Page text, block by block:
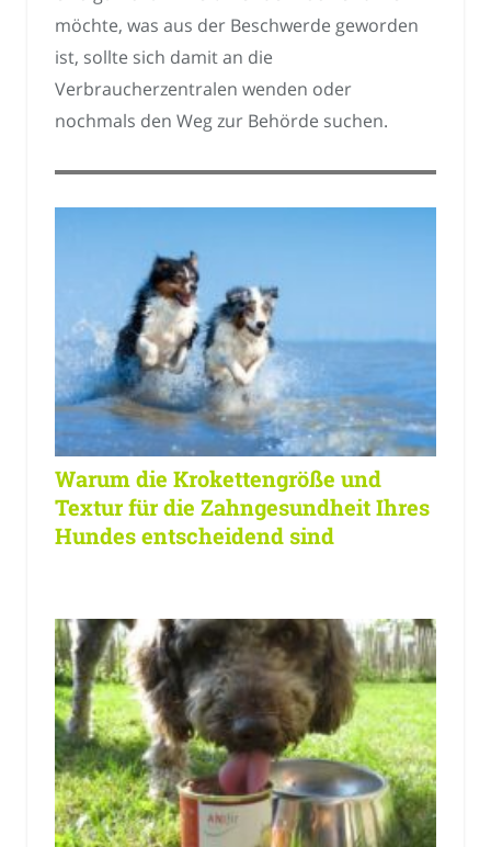
möchte, was aus der Beschwerde geworden
ist, sollte sich damit an die
Verbraucherzentralen wenden oder
nochmals den Weg zur Behörde suchen.
Warum die Krokettengröße und
Textur für die Zahngesundheit Ihres
Hundes entscheidend sind